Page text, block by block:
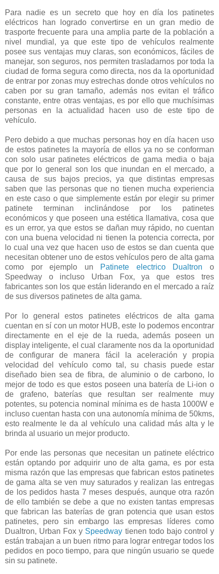
Para nadie es un secreto que hoy en día los patinetes
eléctricos han logrado convertirse en un gran medio de
trasporte frecuente para una amplia parte de la población a
nivel mundial, ya que este tipo de vehículos realmente
posee sus ventajas muy claras, son económicos, fáciles de
manejar, son seguros, nos permiten trasladarnos por toda la
ciudad de forma segura como directa, nos da la oportunidad
de entrar por zonas muy estrechas donde otros vehículos no
caben por su gran tamaño, además nos evitan el tráfico
constante, entre otras ventajas, es por ello que muchísimas
personas en la actualidad hacen uso de este tipo de
vehículo.
Pero debido a que muchas personas hoy en día hacen uso
de estos patinetes la mayoría de ellos ya no se conforman
con solo usar patinetes eléctricos de gama media o baja
que por lo general son los que inundan en el mercado, a
causa de sus bajos precios, ya que distintas empresas
saben que las personas que no tienen mucha experiencia
en este caso o que simplemente están por elegir su primer
patinete terminan inclinándose por los patinetes
económicos y que poseen una estética llamativa, cosa que
es un error, ya que estos se dañan muy rápido, no cuentan
con una buena velocidad ni tienen la potencia correcta, por
lo cual una vez que hacen uso de estos se dan cuenta que
necesitan obtener uno de estos vehículos pero de alta gama
como por ejemplo un
Patinete electrico Dualtron
o
Speedway o incluso Urban Fox, ya que estos tres
fabricantes son los que están liderando en el mercado a raíz
de sus diversos patinetes de alta gama.
Por lo general estos patinetes eléctricos de alta gama
cuentan en sí con un motor HUB, este lo podemos encontrar
directamente en el eje de la rueda, además poseen un
display inteligente, el cual claramente nos da la oportunidad
de configurar de manera fácil la aceleración y propia
velocidad del vehículo como tal, su chasis puede estar
diseñado bien sea de fibra, de aluminio o de carbono, lo
mejor de todo es que estos poseen una batería de Li-ion o
de grafeno, baterías que resultan ser realmente muy
potentes, su potencia nominal mínima es de hasta 1000W e
incluso cuentan hasta con una autonomía mínima de 50kms,
esto realmente le da al vehículo una calidad más alta y le
brinda al usuario un mejor producto.
Por ende las personas que necesitan un patinete eléctrico
están optando por adquirir uno de alta gama, es por esta
misma razón que las empresas que fabrican estos patinetes
de gama alta se ven muy saturados y realizan las entregas
de los pedidos hasta 7 meses después, aunque otra razón
de ello también se debe a que no existen tantas empresas
que fabrican las baterías de gran potencia que usan estos
patinetes, pero sin embargo las empresas líderes como
Dualtron, Urban Fox y Speedway tienen todo bajo control y
están trabajan a un buen ritmo para lograr entregar todos los
pedidos en poco tiempo, para que ningún usuario se quede
sin su patinete.